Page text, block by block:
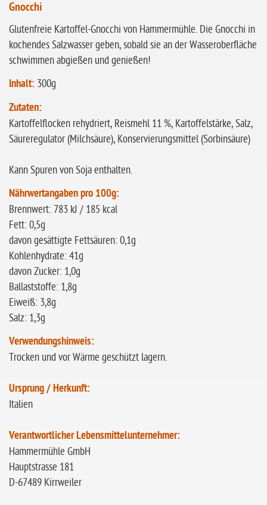
ohne
Sonnenblumen
ohne Palmöl
Gnocchi
Glutenfreie Kartoffel-Gnocchi von Hammermühle. Die Gnocchi in
kochendes Salzwasser geben, sobald sie an der Wasseroberfläche
schwimmen abgießen und genießen!
Inhalt: 300g
Zutaten:
Kartoffelflocken rehydriert, Reismehl 11 %, Kartoffelstärke, Salz,
Säureregulator (Milchsäure), Konservierungsmittel (Sorbinsäure)
Kann Spuren von Soja enthalten.
Nährwertangaben pro 100g:
Brennwert: 783 kJ / 185 kcal
Fett: 0,5g
davon gesättigte Fettsäuren: 0,1g
Kohlenhydrate: 41g
davon Zucker: 1,0g
Ballaststoffe: 1,8g
Eiweiß: 3,8g
Salz: 1,3g
Verwendungshinweis:
Trocken und vor Wärme geschützt lagern.
Ursprung / Herkunft:
Italien
Verantwortlicher Lebensmittelunternehmer:
Hammermühle GmbH
Hauptstrasse 181
D-67489 Kirrweiler